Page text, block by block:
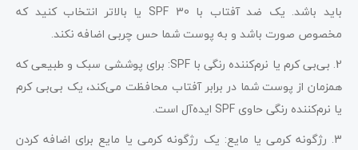
باید باشد. یک ضد آفتاب با SPF 30 یا بالاتر انتخاب کنید که
مخصوص صورت باشد و به پوست شما حس چربی اضافه نکند.
2. بی‌بی کرم یا نرم‌کننده رنگی با SPF: برای پوششی سبک و طبیعی که
همزمان از پوست شما در برابر آفتاب محافظت می‌کند، یک بی‌بی کرم
یا نرم‌کننده رنگی حاوی SPF ایده‌آل است.
3. رژگونه کرمی یا مایع: یک رژگونه کرمی یا مایع برای اضافه کردن